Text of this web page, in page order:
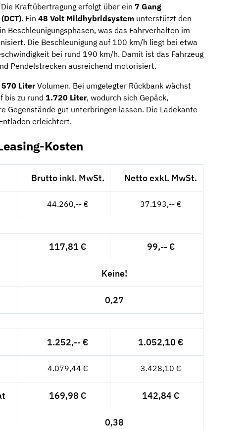
Die Kraftübertragung erfolgt über ein 7 Gang
. Ein 48 Volt Mildhybridsystem unterstützt den
Beschleunigungsphasen, was das Fahrverhalten im
Die Beschleunigung auf 100 km/h liegt bei etwa
bei rund 190 km/h. Damit ist das Fahrzeug
Pendelstrecken ausreichend motorisiert.
570 LiterVolumen. Bei umgelegter Rückbank wächst
bis zu rund 1.720 Liter, wodurch sich Gepäck,
Gegenstände gut unterbringen lassen. Die Ladekante
erleichtert.
Kosten
Brutto inkl. MwSt. Netto exkl. MwSt.
44.260,-- € 37.193,-- €
117,81 € 99,-- €
Keine!
0,27
1.252,-- € 1.052,10 €
4.079,44 € 3.428,10 €
169,98 € 142,84 €
0,38